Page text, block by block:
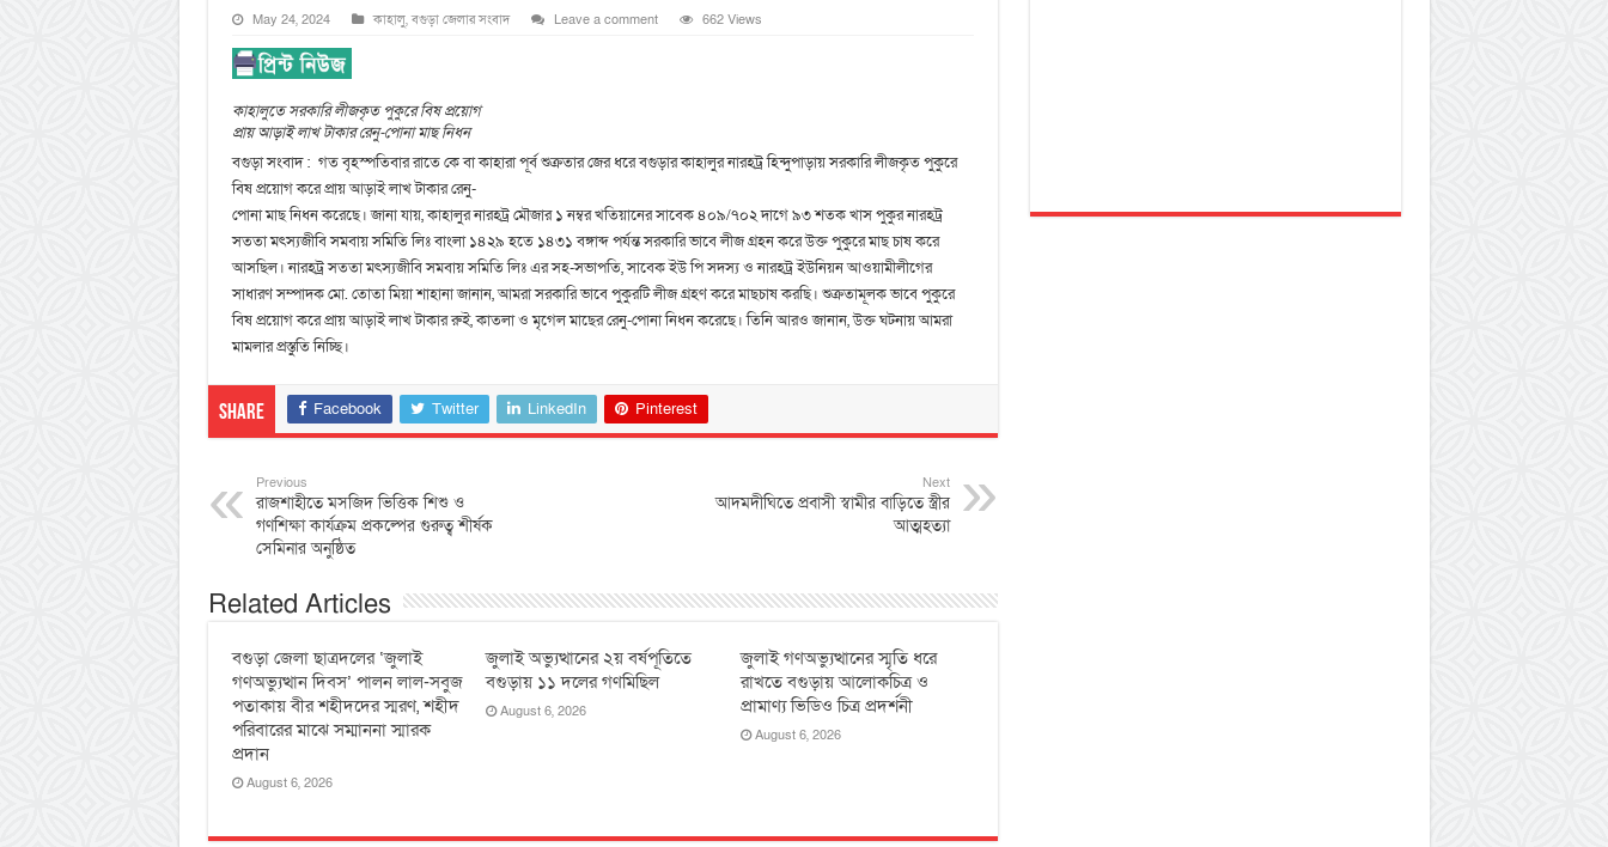
May 24, 2024 কাহালু,বগুড়া জেলার সংবাদ Leave a comment 662 Views
কাহালুতে সরকারি লীজকৃত পুকুরে বিষ প্রয়োগ
প্রায় আড়াই লাখ টাকার রেনু-পোনা মাছ নিধন
বগুড়া সংবাদ : গত বৃহস্পতিবার রাতে কে বা কাহারা পূর্ব শুক্রতার জের ধরে বগুড়ার কাহালুর নারহট্র হিন্দুপাড়ায় সরকারি লীজকৃত পুকুরে
বিষ প্রয়োগ করে প্রায় আড়াই লাখ টাকার রেনু-
পোনা মাছ নিধন করেছে। জানা যায়, কাহালুর নারহট্র মৌজার ১ নম্বর খতিয়ানের সাবেক ৪০৯/৭০২ দাগে ৯৩ শতক খাস পুকুর নারহট্র
সততা মৎস্যজীবি সমবায় সমিতি লিঃ বাংলা ১৪২৯ হতে ১৪৩১ বঙ্গাব্দ পর্যন্ত সরকারি ভাবে লীজ গ্রহন করে উক্ত পুকুরে মাছ চাষ করে
আসছিল। নারহট্র সততা মৎস্যজীবি সমবায় সমিতি লিঃ এর সহ-সভাপতি, সাবেক ইউ পি সদস্য ও নারহট্র ইউনিয়ন আওয়ামীলীগের
সাধারণ সম্পাদক মো. তোতা মিয়া শাহানা জানান, আমরা সরকারি ভাবে পুকুরটি লীজ গ্রহণ করে মাছচাষ করছি। শুক্রতামূলক ভাবে পুকুরে
বিষ প্রয়োগ করে প্রায় আড়াই লাখ টাকার রুই, কাতলা ও মৃগেল মাছের রেনু-পোনা নিধন করেছে। তিনি আরও জানান, উক্ত ঘটনায় আমরা
মামলার প্রস্তুতি নিচ্ছি।
Share Facebook Twitter LinkedIn Pinterest
Previous
রাজশাহীতে মসজিদ ভিত্তিক শিশু ও
গণশিক্ষা কার্যক্রম প্রকল্পের গুরুত্ব শীর্ষক
সেমিনার অনুষ্ঠিত
Next
আদমদীঘিতে প্রবাসী স্বামীর বাড়িতে স্ত্রীর
আত্মহত্যা
Related Articles
বগুড়া জেলা ছাত্রদলের ‘জুলাই
গণঅভ্যুত্থান দিবস’ পালন লাল-সবুজ
পতাকায় বীর শহীদদের স্মরণ, শহীদ
পরিবারের মাঝে সম্মাননা স্মারক
প্রদান
August 6, 2026
জুলাই অভ্যুত্থানের ২য় বর্ষপূতিতে
বগুড়ায় ১১ দলের গণমিছিল
August 6, 2026
জুলাই গণঅভ্যুত্থানের স্মৃতি ধরে
রাখতে বগুড়ায় আলোকচিত্র ও
প্রামাণ্য ভিডিও চিত্র প্রদর্শনী
August 6, 2026